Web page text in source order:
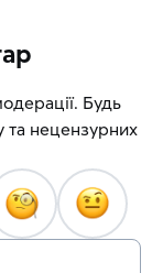
Будь
та нецензурних